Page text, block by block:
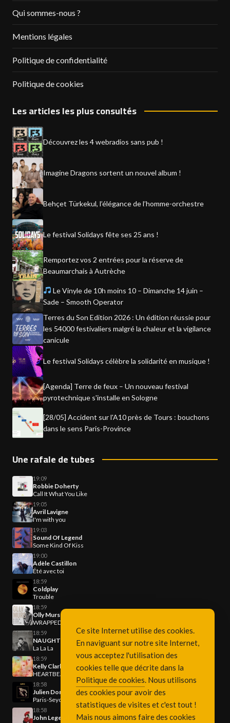
Qui sommes-nous ?
Mentions légales
Politique de confidentialité
Politique de cookies
Les articles les plus consultés
Découvrez les 4 webradios sans pub !
Imagine Dragons sortent un nouvel album !
Behçet Türkekul, l’élégance de l’homme-orchestre
Le festival Solidays fête ses 25 ans !
Remportez vos 2 entrées pour la réserve de
Beaumarchais à Autrèche
Le Vinyle de 10h moins 10 – Dimanche 14 juin –
Sade – Smooth Operator
Terres du Son Edition 2026 : Un édition réussie pour
les 54000 festivaliers malgré la chaleur et la vigilance
canicule
Le festival Solidays célèbre la solidarité en musique !
[Agenda] Terre de feux – Un nouveau festival
pyrotechnique s'installe en Sologne
[28/05] Accident sur l'A10 près de Tours : bouchons
dans le sens Paris-Province
Une rafale de tubes
19:09
Robbie Doherty
Call It What You Like
19:05
Avril Lavigne
I'm with you
19:03
Sound Of Legend
Some Kind Of Kiss
19:00
Adèle Castillon
Été avec toi
18:59
Coldplay
Trouble
18:59
Olly Murs
WRAPPED UP
18:59
NAUGHTY BOY
La La La
18:59
Kelly Clarkson
HEARTBEAT SONG
18:58
Julien Dore
Paris-Seychelles
18:58
John Legend
Ce site Internet utilise des cookies.
En naviguant sur notre site Internet,
vous acceptez l'utilisation des
cookies telle que décrite dans la
Politique de cookies. Nous utilisons
des cookies pour avoir des
statistiques de visites et c'est tout !
Mais nous aimons faire des cookies